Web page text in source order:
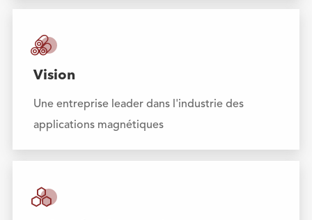

Vision
Une entreprise leader dans l'industrie des
applications magnétiques
